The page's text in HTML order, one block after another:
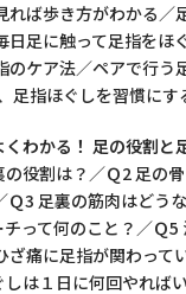
れば歩き方がわかる／
日足に触って足指をほ
のケア法／ペアで行う
足指ほぐしを習慣にす
くわかる！ 足の役割と
の役割は？／Ｑ2 足の
Ｑ3 足裏の筋肉はどう
チって何のこと？／Ｑ
ざ痛に足指が関わって
しは１日に何回やれば